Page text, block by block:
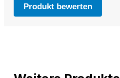
Produkt bewerten